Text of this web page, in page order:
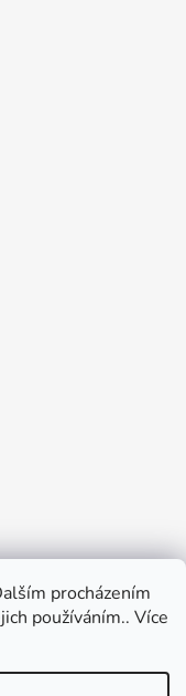
procházením
používáním.. Více
EU